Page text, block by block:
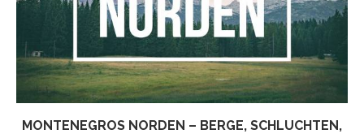
MONTENEGROS NORDEN – BERGE, SCHLUCHTEN,